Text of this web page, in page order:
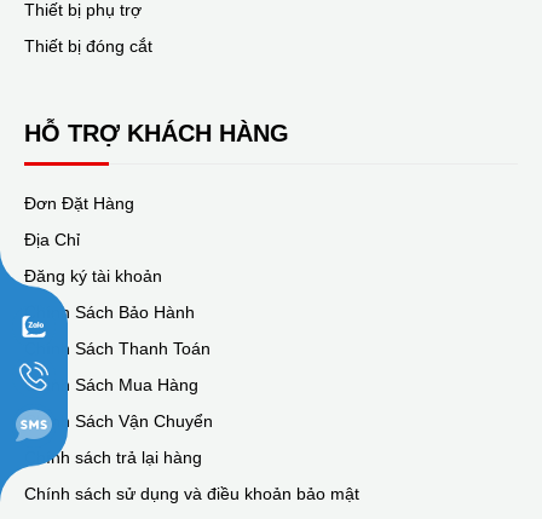
Thiết bị phụ trợ
Thiết bị đóng cắt
HỖ TRỢ KHÁCH HÀNG
Đơn Đặt Hàng
Địa Chỉ
Đăng ký tài khoản
Chính Sách Bảo Hành
Chính Sách Thanh Toán
Chính Sách Mua Hàng
Chính Sách Vận Chuyển
Chính sách trả lại hàng
Chính sách sử dụng và điều khoản bảo mật